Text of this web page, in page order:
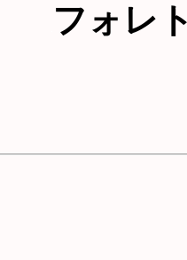
フォレ